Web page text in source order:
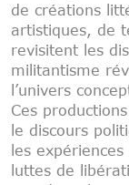
de créations
artistiques, de
revisitent les
militantisme
l’univers
Ces
le discours
les
luttes de